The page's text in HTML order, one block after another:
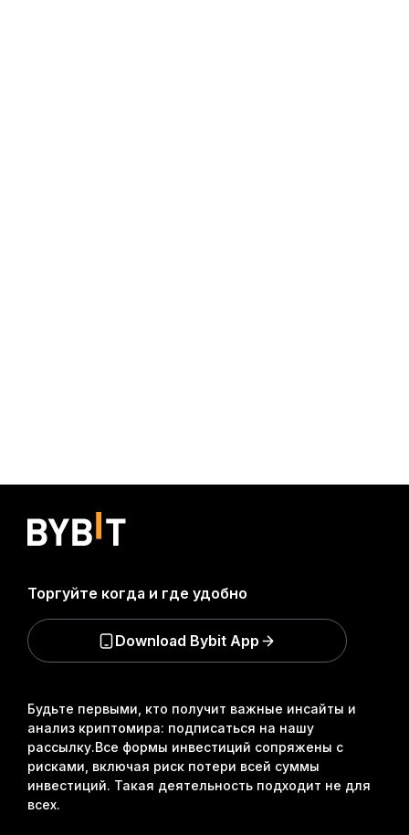
Будьте первыми, кто получит важные инсайты и
анализ криптомира: подписаться на нашу
рассылку.Все формы инвестиций сопряжены с
рисками, включая риск потери всей суммы
инвестиций. Такая деятельность подходит не для
всех.
Торгуйте когда и где удобно
Download Bybit App